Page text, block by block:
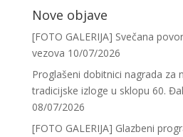
Nove objave
[FOTO GALERIJA] Svečana
vezova 10/07/2026
Proglašeni dobitnici nagrada za
tradicijske izloge u sklopu 60.
08/07/2026
[FOTO GALERIJA] Glazbeni